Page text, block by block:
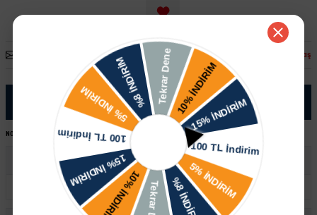
Fiyatı Düşünce Haber Ver Paylaş
NOT: Ürünü satın almadan önce şase numaranız ile sipariş hattımızdan kontrol ettirmeniz tavsiye edilir.
Octavia